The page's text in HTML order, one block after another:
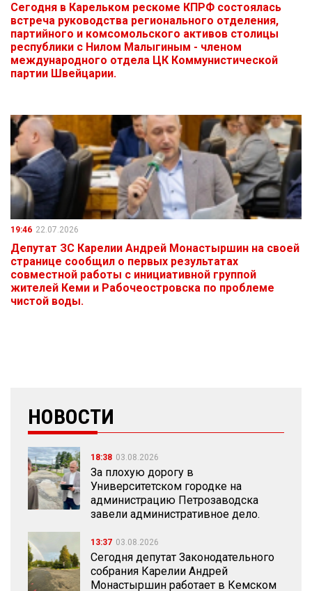
НОВОСТИ
18:38 03.08.2026
За плохую дорогу в
Университетском городке на
администрацию Петрозаводска
завели административное дело.
13:37 03.08.2026
Сегодня депутат Законодательного
собрания Карелии Андрей
Монастыршин работает в Кемском
Сегодня в Карельком рескоме КПРФ состоялась
встреча руководства регионального отделения,
партийного и комсомольского активов столицы
республики с Нилом Малыгиным - членом
международного отдела ЦК Коммунистической
партии Швейцарии.
19:46 22.07.2026
Депутат ЗС Карелии Андрей Монастыршин на своей
странице сообщил о первых результатах
совместной работы с инициативной группой
жителей Кеми и Рабочеостровска по проблеме
чистой воды.